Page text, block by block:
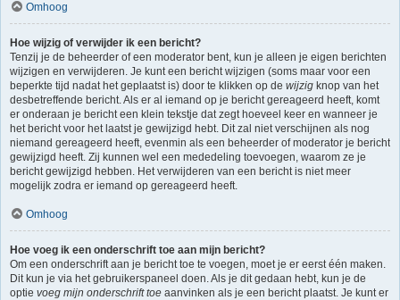
Omhoog
Hoe wijzig of verwijder ik een bericht?
Tenzij je de beheerder of een moderator bent, kun je alleen je eigen berichten
wijzigen en verwijderen. Je kunt een bericht wijzigen (soms maar voor een
beperkte tijd nadat het geplaatst is) door te klikken op de wijzig knop van het
desbetreffende bericht. Als er al iemand op je bericht gereageerd heeft, komt
er onderaan je bericht een klein tekstje dat zegt hoeveel keer en wanneer je
het bericht voor het laatst je gewijzigd hebt. Dit zal niet verschijnen als nog
niemand gereageerd heeft, evenmin als een beheerder of moderator je bericht
gewijzigd heeft. Zij kunnen wel een mededeling toevoegen, waarom ze je
bericht gewijzigd hebben. Het verwijderen van een bericht is niet meer
mogelijk zodra er iemand op gereageerd heeft.
Omhoog
Hoe voeg ik een onderschrift toe aan mijn bericht?
Om een onderschrift aan je bericht toe te voegen, moet je er eerst één maken.
Dit kun je via het gebruikerspaneel doen. Als je dit gedaan hebt, kun je de
optie voeg mijn onderschrift toe aanvinken als je een bericht plaatst. Je kunt er